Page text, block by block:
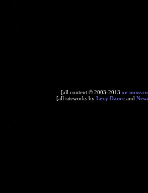
[all content © 2003-2013 xe-
[all siteworks by Lexy Danceand